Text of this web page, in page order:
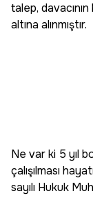
talep,
altına alınmıştır.
Ne var ki 5 yıl
çalışılması
sayılı Hukuk